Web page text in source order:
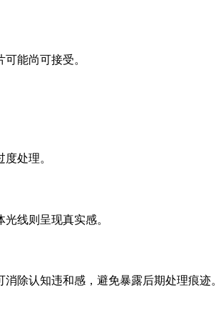
能尚可接受。
处理。
线则呈现真实感。
除认知违和感，避免暴露后期处理痕迹。